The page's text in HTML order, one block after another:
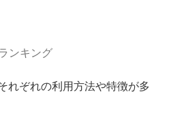
ンキング
れぞれの利用方法や特徴が多